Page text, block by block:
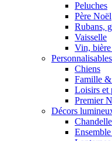
Peluches
Père Noël
Rubans,
Vaisselle
Vin,
Personnalisables
Chiens
Famille
Loisirs et
Premier
Décors